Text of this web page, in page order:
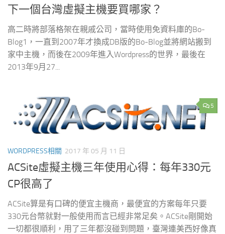
下一個台灣虛擬主機要買哪家？
高二時將部落格架在親戚公司，當時使用免資料庫的Bo-
Blog1，一直到2007年才換成DB版的Bo-Blog並將網站搬到
家中主機，而後在2009年進入Wordpress的世界，最後在
2013年9月27...
5
WORDPRESS相關 2017 年 05 月 11 日
ACSite虛擬主機三年使用心得：每年330元
CP很高了
ACSite算是有口碑的便宜主機商，最便宜的方案每年只要
330元台幣就對一般使用而言已經非常足矣。ACSite剛開始
一切都很順利，用了三年都沒碰到問題，臺灣連美西好像真